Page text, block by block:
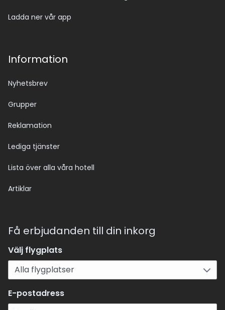
Ladda ner vår app
Information
Nyhetsbrev
Grupper
Reklamation
Lediga tjänster
Lista över alla våra hotell
Artiklar
Få erbjudanden till din inkorg
Välj flygplats
E-postadress